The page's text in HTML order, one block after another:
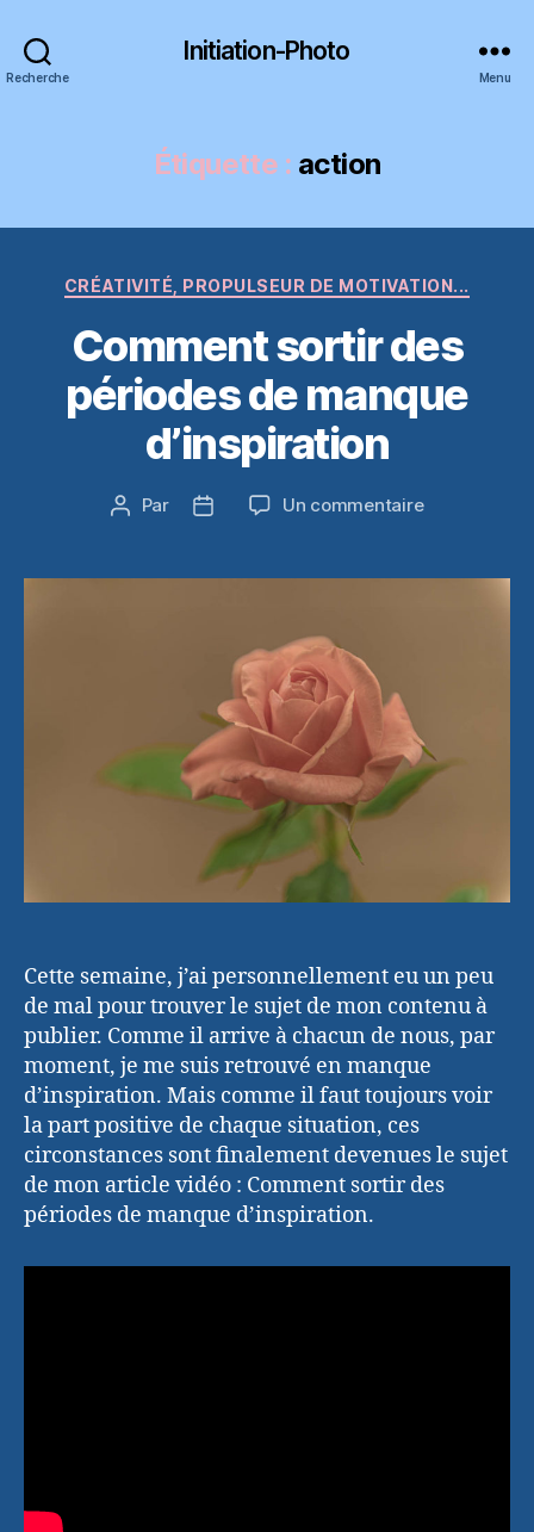
Recherche
Initiation-Photo
Menu
Étiquette : action
Catégories
CRÉATIVITÉ, PROPULSEUR DE MOTIVATION...
Comment sortir des
périodes de manque
d’inspiration
Auteur
Par
Date
Un commentairesur
des
Cette semaine, j’ai personnellement eu un peu
de mal pour trouver le sujet de mon contenu à
publier. Comme il arrive à chacun de nous, par
moment, je me suis retrouvé en manque
d’inspiration. Mais comme il faut toujours voir
la part positive de chaque situation, ces
circonstances sont finalement devenues le sujet
de mon article vidéo : Comment sortir des
périodes de manque d’inspiration.